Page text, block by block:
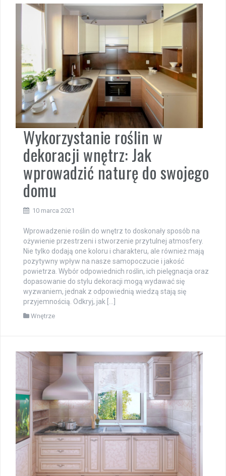
Wykorzystanie roślin w
dekoracji wnętrz: Jak
wprowadzić naturę do swojego
domu
10 marca 2021
Wprowadzenie roślin do wnętrz to doskonały sposób na
ożywienie przestrzeni i stworzenie przytulnej atmosfery.
Nie tylko dodają one koloru i charakteru, ale również mają
pozytywny wpływ na nasze samopoczucie i jakość
powietrza. Wybór odpowiednich roślin, ich pielęgnacja oraz
dopasowanie do stylu dekoracji mogą wydawać się
wyzwaniem, jednak z odpowiednią wiedzą stają się
przyjemnością. Odkryj, jak […]
Wnętrze